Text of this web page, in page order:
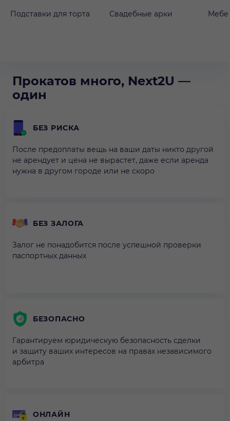
Подставки для торта Свадебные арки
Прокатов много, Next2U —
один
БЕЗ РИСКА
После предоплаты вещь на ваши даты никто другой
не арендует и цена не вырастет, даже если аренда
нужна в другом городе или не скоро
БЕЗ ЗАЛОГА
Залог не понадобится после успешной проверки
паспортных данных
БЕЗОПАСНО
Гарантируем юридическую безопасность сделки
и защиту ваших интересов на правах независимого
арбитра
ОНЛАЙН